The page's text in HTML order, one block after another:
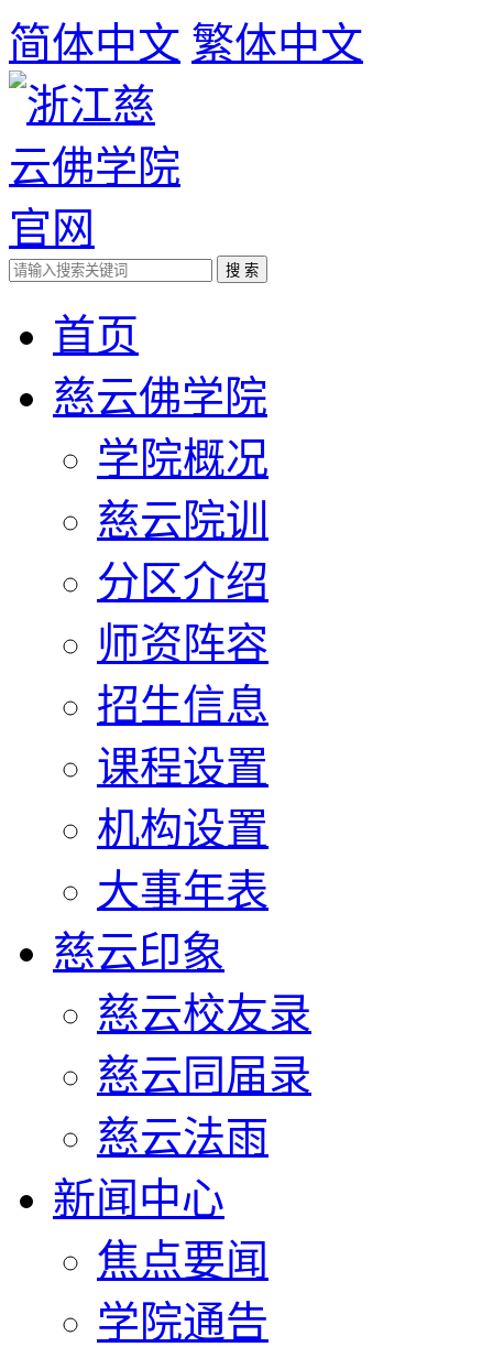
简体中文 繁体中文
首页
慈云佛学院
学院概况
慈云院训
分区介绍
师资阵容
招生信息
课程设置
机构设置
大事年表
慈云印象
慈云校友录
慈云同届录
慈云法雨
新闻中心
焦点要闻
学院通告